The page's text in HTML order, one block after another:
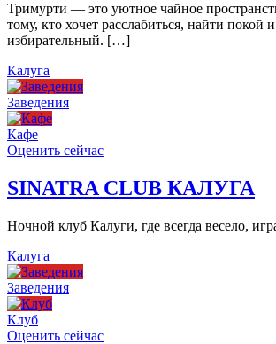
Тримурти — это уютное чайное
тому, кто хочет расслабиться, найти
избирательный. […]
Калуга
Заведения
Кафе
Оценить сейчас
SINATRA CLUB КАЛУГА
Ночной клуб Калуги, где всегда весело,
Калуга
Заведения
Клуб
Оценить сейчас